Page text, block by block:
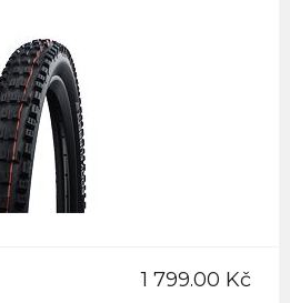
1 799.00 Kč